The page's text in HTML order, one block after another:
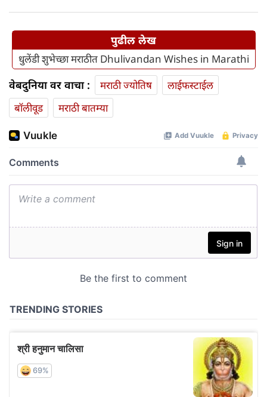
पुढील लेख
धुलेंडी शुभेच्छा मराठीत Dhulivandan Wishes in Marathi
वेबदुनिया वर वाचा : मराठी ज्योतिष
लाईफस्टाईल
बॉलीवूड
मराठी बातम्या